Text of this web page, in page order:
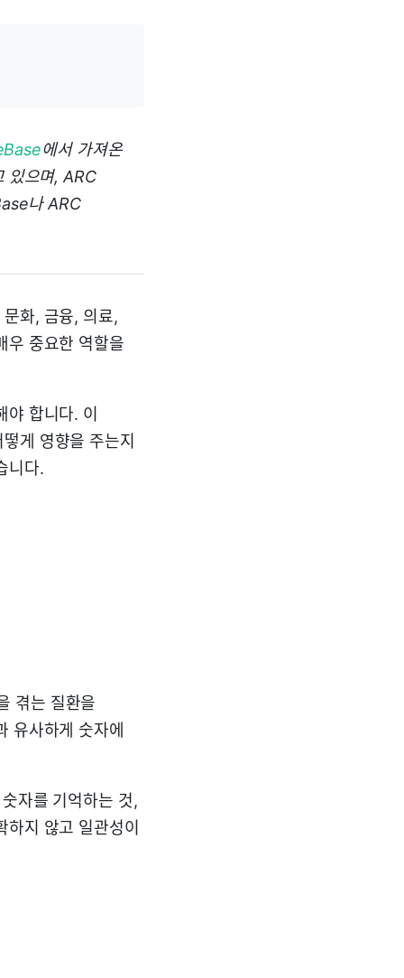
에서 가져온
있으며, ARC
나 ARC
화, 금융, 의료,
우 중요한 역할을
합니다. 이
게 영향을 주는지
니다.
겪는 질환을
유사하게 숫자에
자를 기억하는 것,
지 않고 일관성이